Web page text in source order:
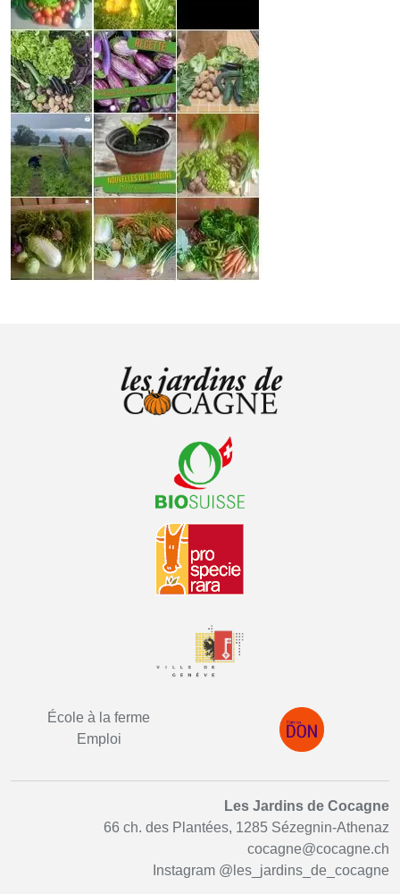
École à la ferme
Emploi
Les Jardins de Cocagne
66 ch. des Plantées, 1285 Sézegnin-Athenaz
cocagne@cocagne.ch
Instagram @les_jardins_de_cocagne